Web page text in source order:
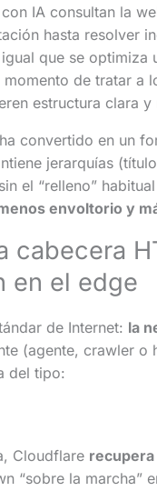
IA consultan la
hasta resolver
que se optimiza
de tratar a
estructura clara
convertido en un
jerarquías
el “relleno”
envoltorio y
cabecera
en el edge
de Internet: la
(agente, crawler o
del tipo:
Cloudflare recupera
“sobre la marcha”